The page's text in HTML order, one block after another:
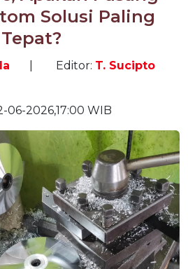
Solusi Paling
Tepat?
Editor: T. Sucipto
06-2026,17:00 WIB